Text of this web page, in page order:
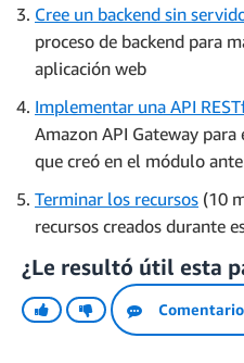
Cree un backend sin
proceso de backend para
aplicación web
Implementar una API
Amazon API Gateway
que creó en el módulo
Terminar los recursos (10
recursos creados durante
¿Le resultó útil esta